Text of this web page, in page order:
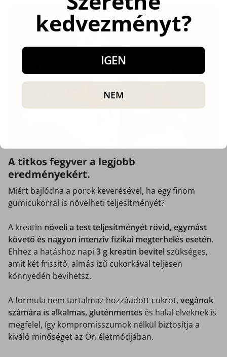
A titkos fegyver a legjobb
eredményekért.
Miért bajlódna a porok keverésével, ha egy finom
gumicukorral is növelheti teljesítményét?
A kreatin növeli a test teljesítményét rövid, egymást
követő és nagyon intenzív fizikai megterhelés esetén.
Ehhez a hatáshoz napi 3 g kreatin bevitel szükséges,
amit két frissítő, almás ízű cukorkával teljesen
könnyedén bevihetsz.
A formula nem tartalmaz hozzáadott cukrot, vegánok
számára is alkalmas, gluténmentes és halal elveknek is
megfelel, így kompromisszumok nélkül biztosítja a
kiváló minőséget az Ön életmódjában.
kedvezményt?
IGEN
NEM